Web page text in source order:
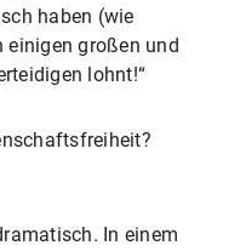
haben (wie
einigen großen und
lohnt!“
In einem